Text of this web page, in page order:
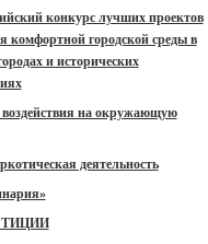
конкурс лучших проектов
комфортной городской среды в
и исторических
на окружающую
деятельность